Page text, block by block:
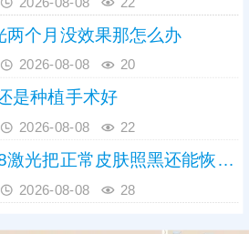
两个月没效果那怎么办
2026-08-08 20
是种植手术好
2026-08-08 22
身上有白癜风照308激光把正常皮肤照黑还能恢复吗
2026-08-08 28